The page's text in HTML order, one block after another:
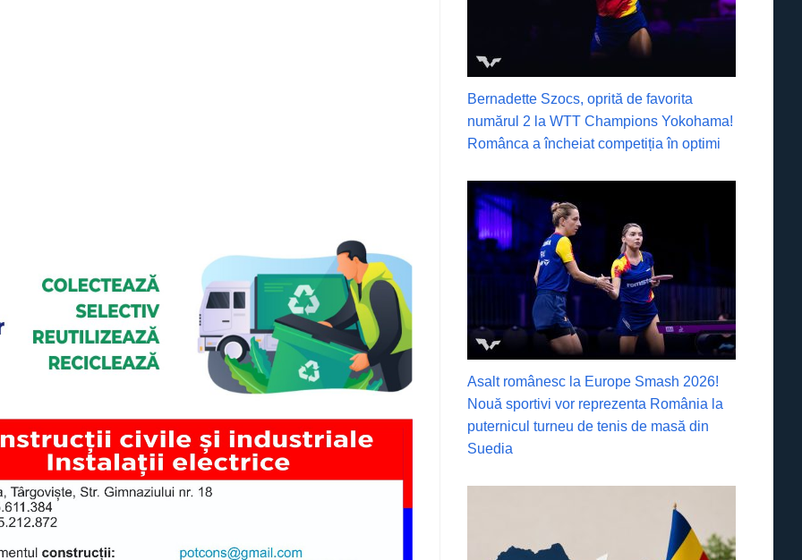
Bernadette Szocs, oprită de favorita
numărul 2 la WTT Champions Yokohama!
Românca a încheiat competiția în optimi
Asalt românesc la Europe Smash 2026!
Nouă sportivi vor reprezenta România la
puternicul turneu de tenis de masă din
Suedia